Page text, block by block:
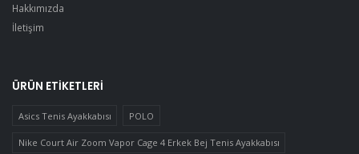
Hakkımızda
İletişim
ÜRÜN ETIKETLERI
Asics Tenis Ayakkabısı POLO
Nike Court Air Zoom Vapor Cage 4 Erkek Bej Tenis Ayakkabısı